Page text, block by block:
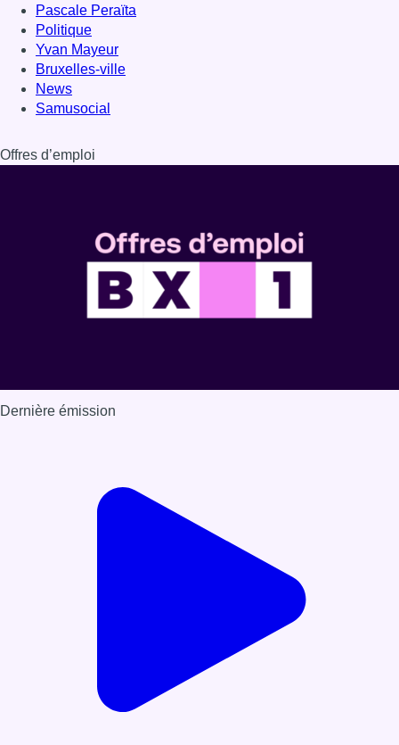
Pascale Peraïta
Politique
Yvan Mayeur
Bruxelles-ville
News
Samusocial
Offres d’emploi
Dernière émission